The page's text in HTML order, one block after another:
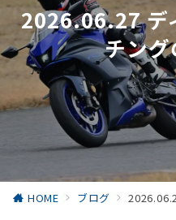
2026.06.27 デ
チン
HOME ブログ